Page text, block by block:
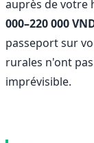
auprès de votre
000–220 000
passeport sur
rurales n'ont
imprévisible.